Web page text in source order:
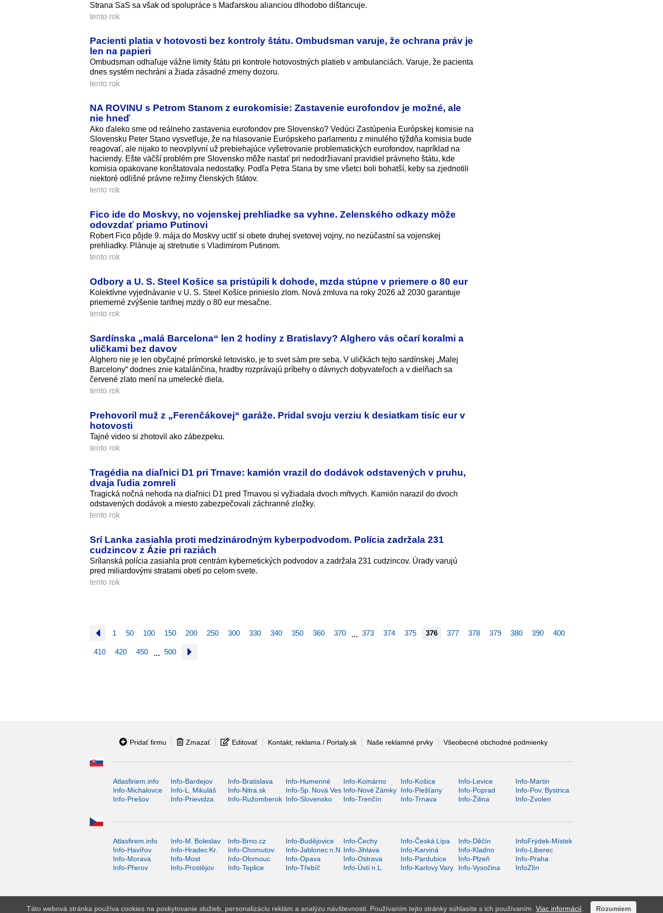
Strana SaS sa však od spolupráce s Maďarskou alianciou dlhodobo dištancuje.
tento rok
Pacienti platia v hotovosti bez kontroly štátu. Ombudsman varuje, že ochrana práv je
len na papieri
Ombudsman odhaľuje vážne limity štátu pri kontrole hotovostných platieb v ambulanciách. Varuje, že pacienta
dnes systém nechráni a žiada zásadné zmeny dozoru.
tento rok
NA ROVINU s Petrom Stanom z eurokomisie: Zastavenie eurofondov je možné, ale
nie hneď
Ako ďaleko sme od reálneho zastavenia eurofondov pre Slovensko? Vedúci Zastúpenia Európskej komisie na
Slovensku Peter Stano vysvetľuje, že na hlasovanie Európskeho parlamentu z minulého týždňa komisia bude
reagovať, ale nijako to neovplyvní už prebiehajúce vyšetrovanie problematických eurofondov, napríklad na
haciendy. Ešte väčší problém pre Slovensko môže nastať pri nedodržiavaní pravidiel právneho štátu, kde
komisia opakovane konštatovala nedostatky. Podľa Petra Stana by sme všetci boli bohatší, keby sa zjednotili
niektoré odlišné právne režimy členských štátov.
tento rok
Fico ide do Moskvy, no vojenskej prehliadke sa vyhne. Zelenského odkazy môže
odovzdať priamo Putinovi
Robert Fico pôjde 9. mája do Moskvy uctiť si obete druhej svetovej vojny, no nezúčastní sa vojenskej
prehliadky. Plánuje aj stretnutie s Vladimirom Putinom.
tento rok
Odbory a U. S. Steel Košice sa pristúpili k dohode, mzda stúpne v priemere o 80 eur
Kolektívne vyjednávanie v U. S. Steel Košice prinieslo zlom. Nová zmluva na roky 2026 až 2030 garantuje
priemerné zvýšenie tarifnej mzdy o 80 eur mesačne.
tento rok
Sardínska „malá Barcelona“ len 2 hodiny z Bratislavy? Alghero vás očarí koralmi a
uličkami bez davov
Alghero nie je len obyčajné prímorské letovisko, je to svet sám pre seba. V uličkách tejto sardínskej „Malej
Barcelony“ dodnes znie katalánčina, hradby rozprávajú príbehy o dávnych dobyvateľoch a v dielňach sa
červené zlato mení na umelecké diela.
tento rok
Prehovoril muž z „Ferenčákovej“ garáže. Pridal svoju verziu k desiatkam tisíc eur v
hotovosti
Tajné video si zhotovil ako zábezpeku.
tento rok
Tragédia na diaľnici D1 pri Trnave: kamión vrazil do dodávok odstavených v pruhu,
dvaja ľudia zomreli
Tragická nočná nehoda na diaľnici D1 pred Trnavou si vyžiadala dvoch mŕtvych. Kamión narazil do dvoch
odstavených dodávok a miesto zabezpečovali záchranné zložky.
tento rok
Srí Lanka zasiahla proti medzinárodným kyberpodvodom. Polícia zadržala 231
cudzincov z Ázie pri raziách
Srílanská polícia zasiahla proti centrám kybernetických podvodov a zadržala 231 cudzincov. Úrady varujú
pred miliardovými stratami obetí po celom svete.
tento rok
1 50 100 150 200 250 300 330 340 350 360 370 … 373 374 375 376 377 378 379 380 390 400
410 420 450 … 500
Pridať firmu Zmazať Editovať Kontakt, reklama / Portaly.sk Naše reklamné prvky Všeobecné obchodné podmienky
Atlasfiriem.info Info-Bardejov Info-Bratislava Info-Humenné Info-Komárno Info-Košice Info-Levice
Info-Martin
Info-Michalovce
Info-L. Mikuláš Info-Nitra.sk Info-Sp. Nová Ves Info-Nové Zámky Info-Piešťany Info-Poprad
Info-Pov. Bystrica
Info-Prešov
Info-Prievidza Info-Ružomberok Info-Slovensko Info-Trenčín Info-Trnava Info-Žilina Info-Zvolen
Atlasfirem.info Info-M. Boleslav Info-Brno.cz Info-Budějovice Info-Čechy Info-Česká Lípa Info-Děčín
InfoFrýdek-Místek
Info-Havířov
Info-Hradec Kr. Info-Chomutov Info-Jablonec n.N. Info-Jihlava Info-Karviná Info-Kladno
Info-Liberec
Info-Morava
Info-Most Info-Olomouc Info-Opava Info-Ostrava Info-Pardubice Info-Plzeň
Info-Praha
Info-Přerov
Info-Prostějov Info-Teplice Info-Třebíč Info-Ústí n.L. Info-Karlovy Vary Info-Vysočina InfoZlín
Táto webová stránka používa cookies na poskytovanie služieb, personalizáciu reklám a analýzu návštevnosti. Používaním tejto stránky súhlasíte s ich používaním. Viac informácií Rozumiem